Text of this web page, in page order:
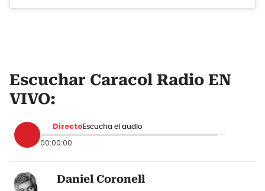
Escuchar Caracol Radio EN
VIVO:
Directo Escucha el audio
00:00:00
Daniel Coronell